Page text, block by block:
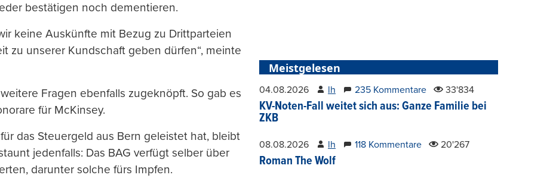
bestätigen noch dementieren.
keine Auskünfte mit Bezug zu Drittparteien
zu unserer Kundschaft geben dürfen“, meinte
Fragen ebenfalls zugeknöpft. So gab es
für McKinsey.
das Steuergeld aus Bern geleistet hat, bleibt
jedenfalls: Das BAG verfügt selber über
darunter solche fürs Impfen.
Meistgelesen
04.08.2026 lh 235 Kommentare 33'834
KV-Noten-Fall weitet sich aus: Ganze Familie bei
ZKB
08.08.2026 lh 118 Kommentare 20'267
Roman The Wolf